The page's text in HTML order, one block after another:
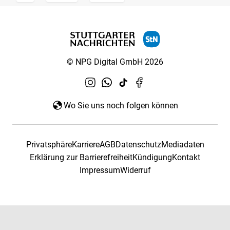
© NPG Digital GmbH 2026
Wo Sie uns noch folgen können
PrivatsphäreKarriereAGBDatenschutzMediadaten
Erklärung zur BarrierefreiheitKündigungKontakt
ImpressumWiderruf